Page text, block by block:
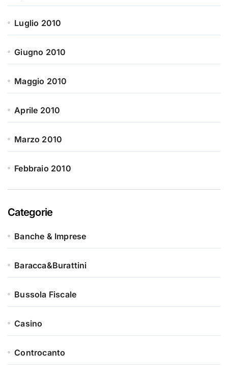
Luglio 2010
Giugno 2010
Maggio 2010
Aprile 2010
Marzo 2010
Febbraio 2010
Categorie
Banche & Imprese
Baracca&Burattini
Bussola Fiscale
Casino
Controcanto